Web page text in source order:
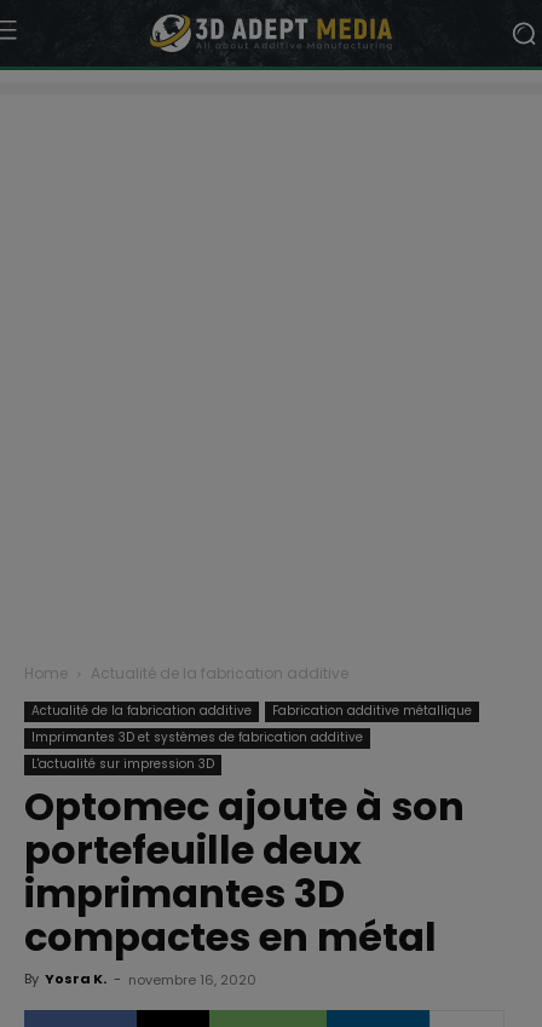
Home Actualité de la fabrication additive
Actualité de la fabrication additive
Fabrication additive métallique
Imprimantes 3D et systèmes de fabrication additive
L'actualité sur impression 3D
Optomec ajoute à son
portefeuille deux
imprimantes 3D
compactes en métal
By Yosra K. - novembre 16, 2020